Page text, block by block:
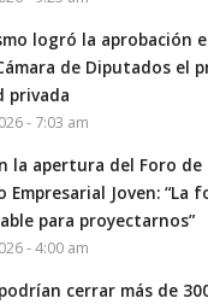
logró la aprobación
de Diputados el
privada
- 7:03 am
la apertura del Foro de
Empresarial Joven: “La
para proyectarnos”
- 4:00 am
cerrar más de